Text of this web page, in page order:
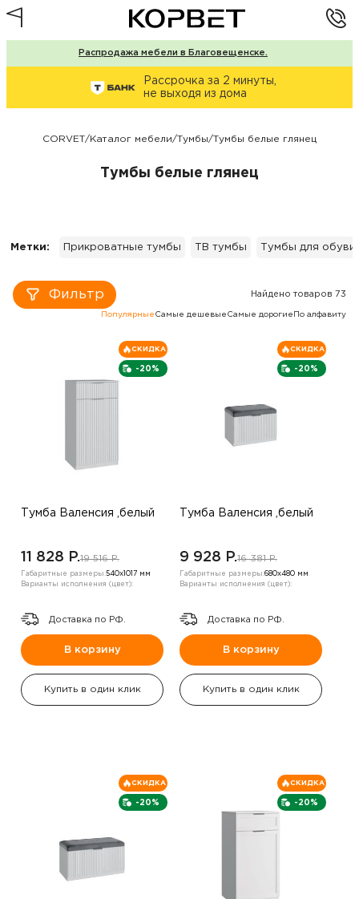
Распродажа мебели в Благовещенске.
Рассрочка за 2 минуты,
не выходя из дома
CORVET/Каталог мебели/Тумбы/Тумбы белые глянец
Тумбы белые глянец
Метки: Прикроватные тумбы ТВ тумбы Тумбы для обуви
Фильтр Найдено товаров 73
Популярные Самые дешевые Самые дорогие По алфавиту
-20%
СКИДКА
Тумба Валенсия ,белый
11 828 P.19 516 P.
Габаритные размеры:540х1017 мм
Варианты исполнения (цвет):
Доставка по РФ.
В корзину
Купить в один клик
-20%
СКИДКА
Тумба Валенсия ,белый
9 928 P.16 381 P.
Габаритные размеры:680х480 мм
Варианты исполнения (цвет):
Доставка по РФ.
В корзину
Купить в один клик
-20%
СКИДКА
-20%
СКИДКА